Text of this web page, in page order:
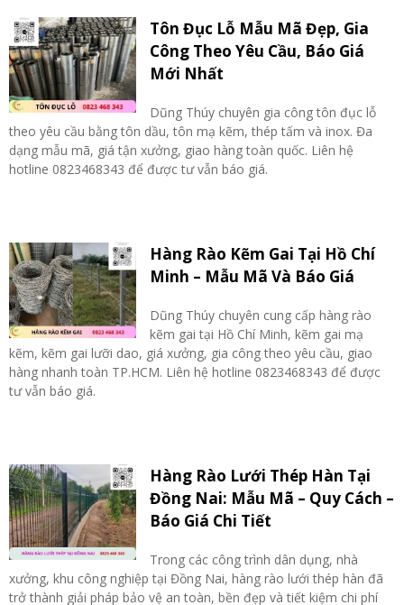
Tôn Đục Lỗ Mẫu Mã Đẹp, Gia
Công Theo Yêu Cầu, Báo Giá
Mới Nhất
Dũng Thúy chuyên gia công tôn đục lỗ
theo yêu cầu bằng tôn dầu, tôn mạ kẽm, thép tấm và inox. Đa
dạng mẫu mã, giá tận xưởng, giao hàng toàn quốc. Liên hệ
hotline 0823468343 để được tư vẫn báo giá.
Hàng Rào Kẽm Gai Tại Hồ Chí
Minh – Mẫu Mã Và Báo Giá
Dũng Thúy chuyên cung cấp hàng rào
kẽm gai tại Hồ Chí Minh, kẽm gai mạ
kẽm, kẽm gai lưỡi dao, giá xưởng, gia công theo yêu cầu, giao
hàng nhanh toàn TP.HCM. Liên hệ hotline 0823468343 để được
tư vẫn báo giá.
Hàng Rào Lưới Thép Hàn Tại
Đồng Nai: Mẫu Mã – Quy Cách –
Báo Giá Chi Tiết
Trong các công trình dân dụng, nhà
xưởng, khu công nghiệp tại Đồng Nai, hàng rào lưới thép hàn đã
trở thành giải pháp bảo vệ an toàn, bền đẹp và tiết kiệm chi phí